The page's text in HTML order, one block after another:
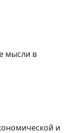
мысли в
и